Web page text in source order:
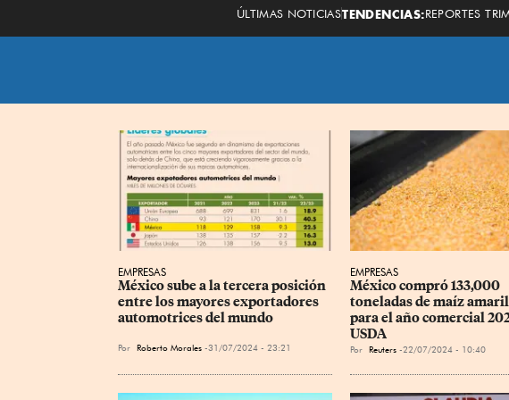
ÚLTIMAS NOTICIASTENDENCIAS:REPORTES
EMPRESAS
México sube a la tercera posición
entre los mayores exportadores
automotrices del mundo
Por Roberto Morales 31/07/2024 - 23:21
EMPRESAS
México compró 133,000
toneladas de maíz
para el año comercial
USDA
Por Reuters 22/07/2024 - 10:40